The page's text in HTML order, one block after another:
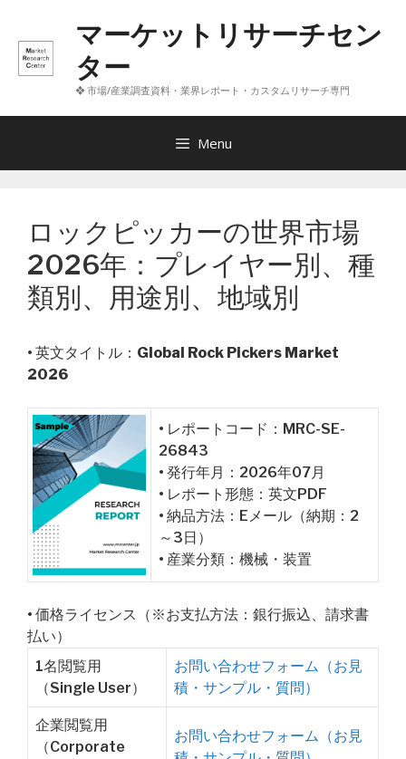
へ
マーケットリサーチセン
ター
❖ 市場/産業調査資料・業界レポート・カスタムリサーチ専門
Menu
ロックピッカーの世界市場
2026年：プレイヤー別、種
類別、用途別、地域別
• 英文タイトル： Global Rock Pickers Market
2026
• レポートコード：MRC-SE-
26843
• 発行年月：2026年07月
• レポート形態：英文PDF
• 納品方法：Eメール（納期：2
～3日）
• 産業分類：機械・装置
• 価格ライセンス（※お支払方法：銀行振込、請求書
払い）
1名閲覧用
（Single User）
お問い合わせフォーム（お見
積・サンプル・質問）
企業閲覧用
（Corporate
お問い合わせフォーム（お見